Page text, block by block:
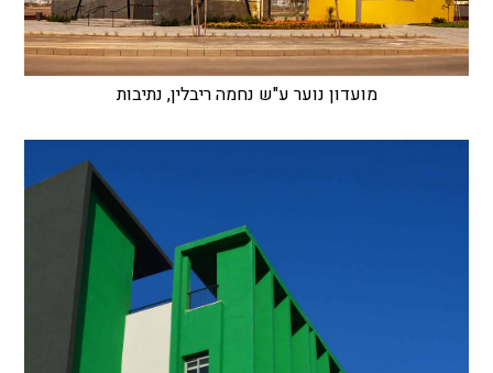
מועדון נוער ע"ש נחמה ריבלין, נתיבות